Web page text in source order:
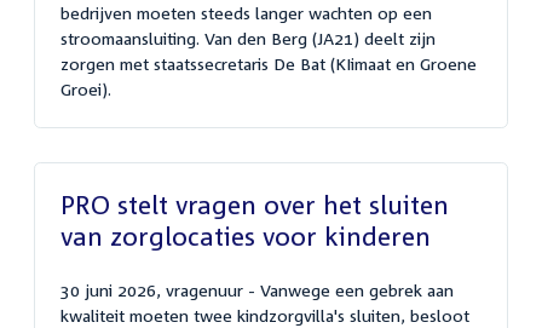
bedrijven moeten steeds langer wachten op een
stroomaansluiting. Van den Berg (JA21) deelt zijn
zorgen met staatssecretaris De Bat (KIimaat en Groene
Groei).
PRO stelt vragen over het sluiten
van zorglocaties voor kinderen
30 juni 2026, vragenuur - Vanwege een gebrek aan
kwaliteit moeten twee kindzorgvilla's sluiten, besloot